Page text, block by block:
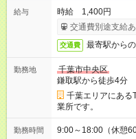
給与
時給 1,400円
交通費別途支給あ
交通費 最寄駅から
勤務地
千葉市中央区
鎌取駅から徒歩4分
千葉エリアにある
業所です。
勤務時間 9:00～18:00（休憩60